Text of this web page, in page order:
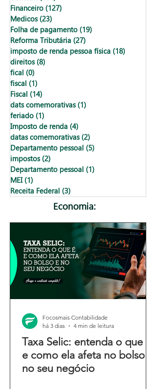
Financeiro (127)
Medicos (23)
Folha de pagamento (19)
Reforma Tributária (27)
imposto de renda pessoa física (18)
direitos (8)
fical (0)
fiscal (1)
Fiscal (14)
dats comemorativas (1)
feriado (1)
Imposto de renda (4)
datas comemorativas (2)
Departamento pessoal (5)
impostos (2)
Departamento pessoal (1)
MEI (1)
Receita Federal (3)
Economia:
Taxa Selic: entenda o que é
e como ela afeta no bolso e
no seu negócio
Focosmais Contabilidade
há 3 dias
4 min de leitura